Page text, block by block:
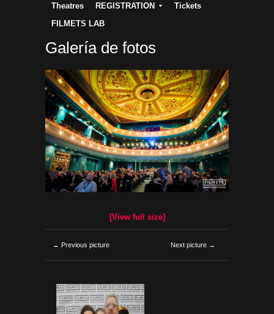
Theatres
REGISTRATION
Tickets
FILMETS LAB
Galería de fotos
[View full size]
← Previous picture Next picture →